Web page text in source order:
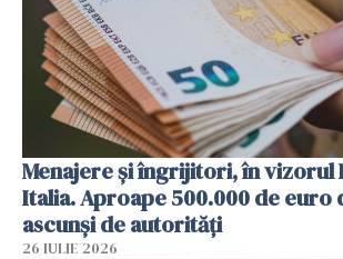
Menajere și îngrijitori, în vizorul
Italia. Aproape 500.000 de euro
ascunși de autorități
26 IULIE 2026